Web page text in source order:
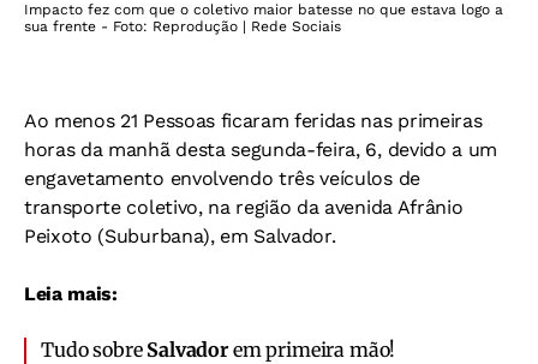
Impacto fez com que o coletivo maior batesse no que estava logo a
sua frente - Foto: Reprodução | Rede Sociais
Ao menos 21 Pessoas ficaram feridas nas primeiras
horas da manhã desta segunda-feira, 6, devido a um
engavetamento envolvendo três veículos de
transporte coletivo, na região da avenida Afrânio
Peixoto (Suburbana), em Salvador.
Leia mais:
Tudo sobre Salvadorem primeira mão!